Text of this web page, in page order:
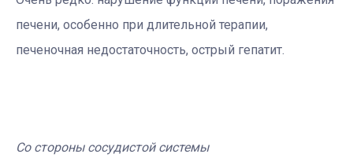
печени, особенно при длительной терапии,
печеночная недостаточность, острый гепатит.
Со стороны сосудистой системы